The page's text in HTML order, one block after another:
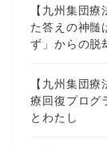
【九州集団
た答えの神髄
ず」からの脱
【九州集団
療回復プログ
とわたし